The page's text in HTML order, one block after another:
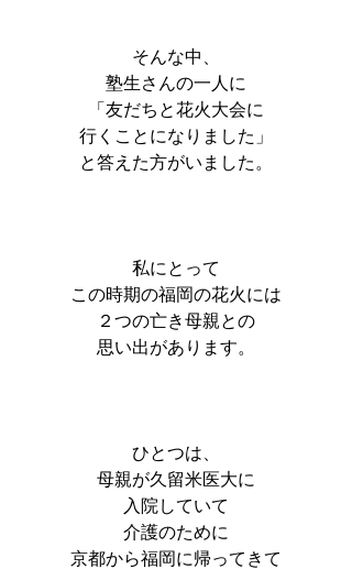
そんな中、
塾生さんの一人に
「友だちと花火大会に
行くことになりました」
と答えた方がいました。
私にとって
この時期の福岡の花火には
２つの亡き母親との
思い出があります。
ひとつは、
母親が久留米医大に
入院していて
介護のために
京都から福岡に帰ってきて